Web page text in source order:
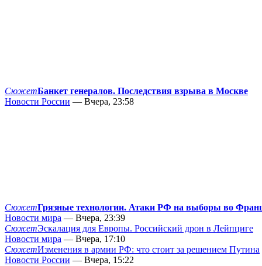
СюжетБанкет генералов. Последствия взрыва в Москве
Новости России — Вчера, 23:58
СюжетГрязные технологии. Атаки РФ на выборы во
Новости мира — Вчера, 23:39
СюжетЭскалация для Европы. Российский дрон в Лейпциге
Новости мира — Вчера, 17:10
СюжетИзменения в армии РФ: что стоит за решением Путина
Новости России — Вчера, 15:22